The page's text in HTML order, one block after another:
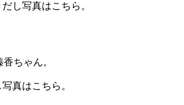
し写真はこちら。
ちゃん。
真はこちら。